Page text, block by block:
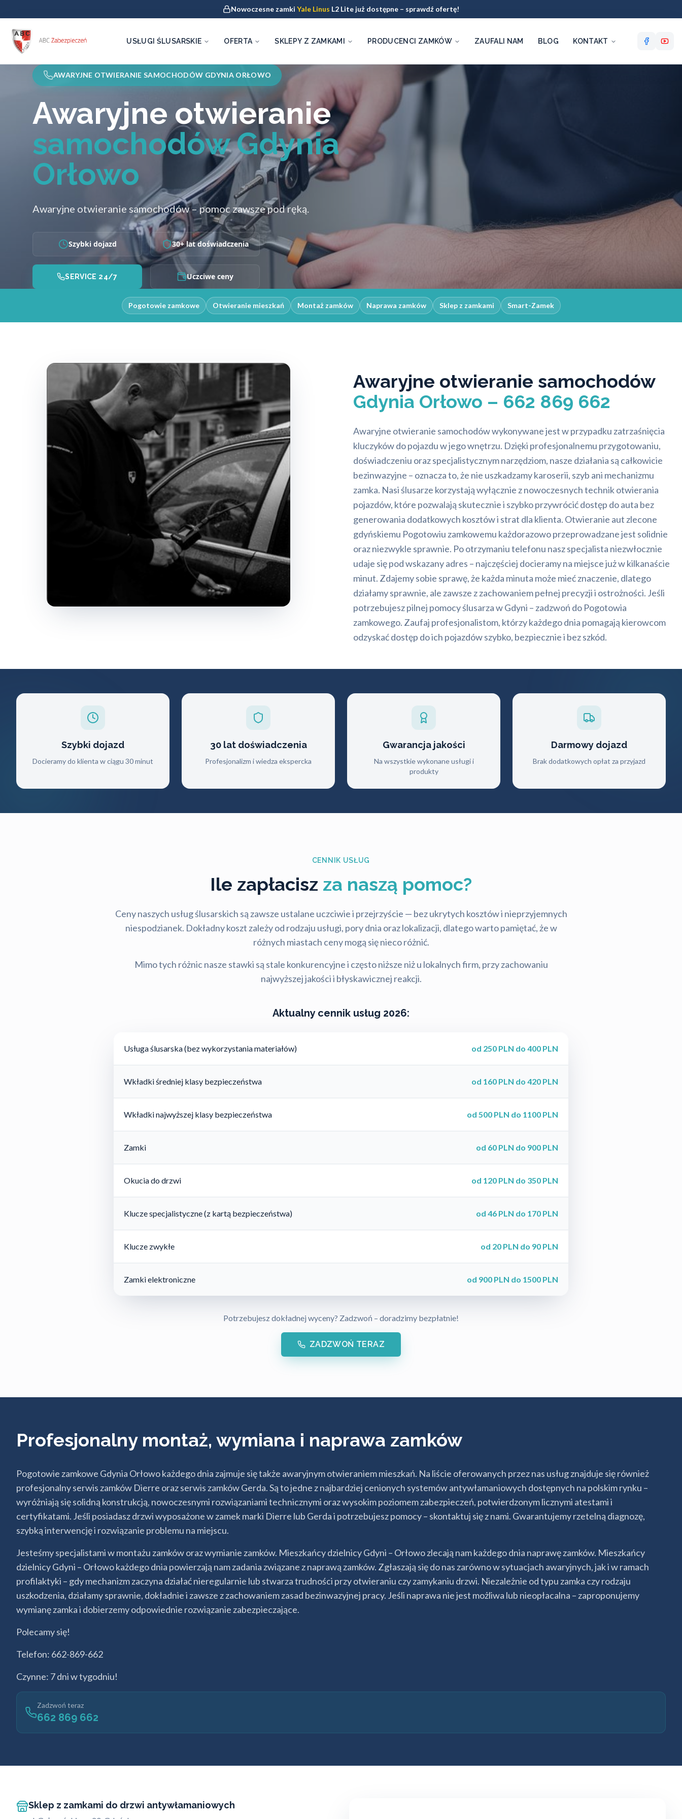
Nowoczesne zamki Yale Linus L2 Lite już dostępne – sprawdź ofertę!
USŁUGI ŚLUSARSKIE OFERTA SKLEPY Z ZAMKAMI PRODUCENCI ZAMKÓW ZAUFALI NAM BLOG KONTAKT
AWARYJNE OTWIERANIE SAMOCHODÓW GDYNIA ORŁOWO
Awaryjne otwieranie
samochodów Gdynia
Orłowo
Awaryjne otwieranie samochodów – pomoc zawsze pod ręką.
Szybki dojazd 30+ lat doświadczenia
SERVICE 24/7 Uczciwe ceny
Pogotowie zamkowe Otwieranie mieszkań Montaż zamków Naprawa zamków Sklep z zamkami Smart-Zamek
Awaryjne otwieranie samochodów
Gdynia Orłowo – 662 869 662
Awaryjne otwieranie samochodów wykonywane jest w przypadku zatrzaśnięcia
kluczyków do pojazdu w jego wnętrzu. Dzięki profesjonalnemu przygotowaniu,
doświadczeniu oraz specjalistycznym narzędziom, nasze działania są całkowicie
bezinwazyjne – oznacza to, że nie uszkadzamy karoserii, szyb ani mechanizmu
zamka. Nasi ślusarze korzystają wyłącznie z nowoczesnych technik otwierania
pojazdów, które pozwalają skutecznie i szybko przywrócić dostęp do auta bez
generowania dodatkowych kosztów i strat dla klienta. Otwieranie aut zlecone
gdyńskiemu Pogotowiu zamkowemu każdorazowo przeprowadzane jest solidnie
oraz niezwykle sprawnie. Po otrzymaniu telefonu nasz specjalista niezwłocznie
udaje się pod wskazany adres – najczęściej docieramy na miejsce już w kilkanaście
minut. Zdajemy sobie sprawę, że każda minuta może mieć znaczenie, dlatego
działamy sprawnie, ale zawsze z zachowaniem pełnej precyzji i ostrożności. Jeśli
potrzebujesz pilnej pomocy ślusarza w Gdyni – zadzwoń do Pogotowia
zamkowego. Zaufaj profesjonalistom, którzy każdego dnia pomagają kierowcom
odzyskać dostęp do ich pojazdów szybko, bezpiecznie i bez szkód.
Szybki dojazd
Docieramy do klienta w ciągu 30 minut
30 lat doświadczenia
Profesjonalizm i wiedza ekspercka
Gwarancja jakości
Na wszystkie wykonane usługi i
produkty
Darmowy dojazd
Brak dodatkowych opłat za przyjazd
CENNIK USŁUG
Ile zapłacisz za naszą pomoc?
Ceny naszych usług ślusarskich są zawsze ustalane uczciwie i przejrzyście — bez ukrytych kosztów i nieprzyjemnych
niespodzianek. Dokładny koszt zależy od rodzaju usługi, pory dnia oraz lokalizacji, dlatego warto pamiętać, że w
różnych miastach ceny mogą się nieco różnić.
Mimo tych różnic nasze stawki są stale konkurencyjne i często niższe niż u lokalnych firm, przy zachowaniu
najwyższej jakości i błyskawicznej reakcji.
Aktualny cennik usług 2026:
Usługa ślusarska (bez wykorzystania materiałów) od 250 PLN do 400 PLN
Wkładki średniej klasy bezpieczeństwa od 160 PLN do 420 PLN
Wkładki najwyższej klasy bezpieczeństwa od 500 PLN do 1100 PLN
Zamki od 60 PLN do 900 PLN
Okucia do drzwi od 120 PLN do 350 PLN
Klucze specjalistyczne (z kartą bezpieczeństwa) od 46 PLN do 170 PLN
Klucze zwykłe od 20 PLN do 90 PLN
Zamki elektroniczne od 900 PLN do 1500 PLN
Potrzebujesz dokładnej wyceny? Zadzwoń – doradzimy bezpłatnie!
ZADZWOŃ TERAZ
Profesjonalny montaż, wymiana i naprawa zamków
Pogotowie zamkowe Gdynia Orłowo każdego dnia zajmuje się także awaryjnym otwieraniem mieszkań. Na liście oferowanych przez nas usług znajduje się również
profesjonalny serwis zamków Dierre oraz serwis zamków Gerda. Są to jedne z najbardziej cenionych systemów antywłamaniowych dostępnych na polskim rynku –
wyróżniają się solidną konstrukcją, nowoczesnymi rozwiązaniami technicznymi oraz wysokim poziomem zabezpieczeń, potwierdzonym licznymi atestami i
certyfikatami. Jeśli posiadasz drzwi wyposażone w zamek marki Dierre lub Gerda i potrzebujesz pomocy – skontaktuj się z nami. Gwarantujemy rzetelną diagnozę,
szybką interwencję i rozwiązanie problemu na miejscu.
Jesteśmy specjalistami w montażu zamków oraz wymianie zamków. Mieszkańcy dzielnicy Gdyni – Orłowo zlecają nam każdego dnia naprawę zamków. Mieszkańcy
dzielnicy Gdyni – Orłowo każdego dnia powierzają nam zadania związane z naprawą zamków. Zgłaszają się do nas zarówno w sytuacjach awaryjnych, jak i w ramach
profilaktyki – gdy mechanizm zaczyna działać nieregularnie lub stwarza trudności przy otwieraniu czy zamykaniu drzwi. Niezależnie od typu zamka czy rodzaju
uszkodzenia, działamy sprawnie, dokładnie i zawsze z zachowaniem zasad bezinwazyjnej pracy. Jeśli naprawa nie jest możliwa lub nieopłacalna – zaproponujemy
wymianę zamka i dobierzemy odpowiednie rozwiązanie zabezpieczające.
Polecamy się!
Telefon: 662-869-662
Czynne: 7 dni w tygodniu!
Zadzwoń teraz
662 869 662
Sklep z zamkami do drzwi antywłamaniowych